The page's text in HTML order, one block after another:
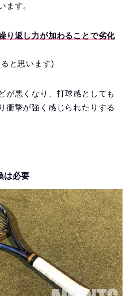
ます。
り返し力が加わることで劣化
と思います)
が悪くなり、打球感としても
衝撃が強く感じられたりする
は必要